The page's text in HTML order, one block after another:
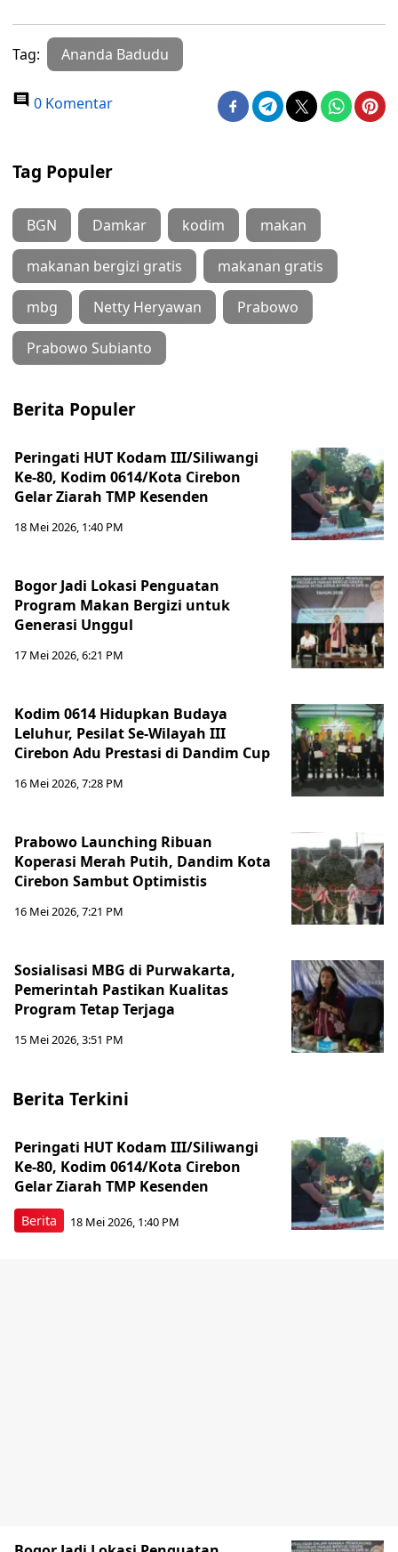
Tag: Ananda Badudu
0 Komentar
Tag Populer
BGN Damkar kodim makan
makanan bergizi gratis makanan gratis
mbg Netty Heryawan Prabowo
Prabowo Subianto
Berita Populer
Peringati HUT Kodam III/Siliwangi
Ke-80, Kodim 0614/Kota Cirebon
Gelar Ziarah TMP Kesenden
18 Mei 2026, 1:40 PM
Bogor Jadi Lokasi Penguatan
Program Makan Bergizi untuk
Generasi Unggul
17 Mei 2026, 6:21 PM
Kodim 0614 Hidupkan Budaya
Leluhur, Pesilat Se-Wilayah III
Cirebon Adu Prestasi di Dandim Cup
16 Mei 2026, 7:28 PM
Prabowo Launching Ribuan
Koperasi Merah Putih, Dandim Kota
Cirebon Sambut Optimistis
16 Mei 2026, 7:21 PM
Sosialisasi MBG di Purwakarta,
Pemerintah Pastikan Kualitas
Program Tetap Terjaga
15 Mei 2026, 3:51 PM
Berita Terkini
Berita
Peringati HUT Kodam III/Siliwangi
Ke-80, Kodim 0614/Kota Cirebon
Gelar Ziarah TMP Kesenden
18 Mei 2026, 1:40 PM